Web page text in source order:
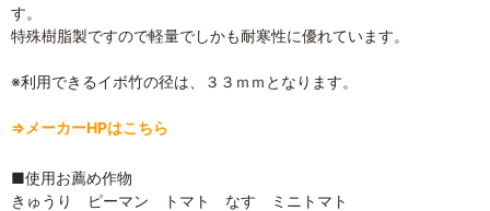
す。
特殊樹脂製ですので軽量でしかも耐寒性に優れています。
※利用できるイボ竹の径は、３３ｍｍとなります。
⇒メーカーHPはこちら
■使用お薦め作物
きゅうり ピーマン トマト なす ミニトマト